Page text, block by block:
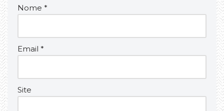
Nome *
Email *
Site